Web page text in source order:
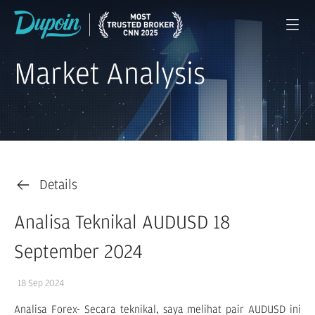
Market Analysis
Details
Analisa Teknikal AUDUSD 18
September 2024
18 Sep 2024
Analisa Forex- Secara teknikal, saya melihat pair AUDUSD ini